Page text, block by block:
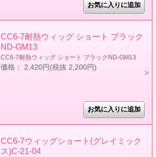
CC6-7耐熱ウィッグ ショート ブラック
ND-GM13
CC6-7耐熱ウィッグ ショート ブラックND-GM13
価格： 2,420円(税抜 2,200円)
CC6-7ウィッグショート(グレイミック
ス)C-21-04